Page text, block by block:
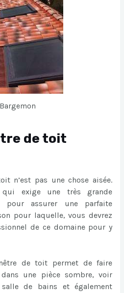
de toit
n’est pas une chose aisée.
qui exige une très grande
pour assurer une parfaite
pour laquelle, vous devrez
de ce domaine pour y
de toit permet de faire
une pièce sombre, voir
de bains et également